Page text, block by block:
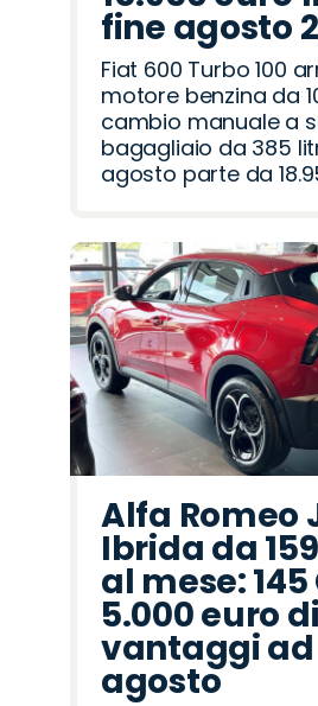
fine agosto
Fiat 600 Turbo 100
motore benzina da
cambio manuale a
bagagliaio da 385
agosto parte da
Alfa Romeo
Ibrida da
al mese: 145
5.000 euro di
vantaggi ad
agosto